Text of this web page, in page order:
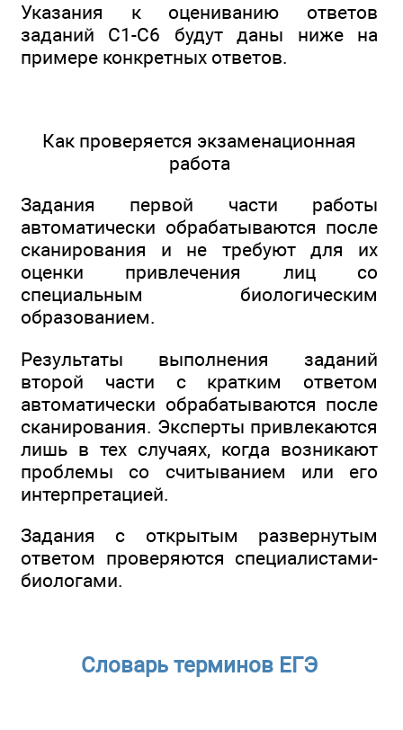
Указания к оцениванию ответов
заданий С1-С6 будут даны ниже на
примере конкретных ответов.
Как проверяется экзаменационная
работа
Задания первой части работы
автоматически обрабатываются после
сканирования и не требуют для их
оценки привлечения лиц со
специальным биологическим
образованием.
Результаты выполнения заданий
второй части с кратким ответом
автоматически обрабатываются после
сканирования. Эксперты привлекаются
лишь в тех случаях, когда возникают
проблемы со считыванием или его
интерпретацией.
Задания с открытым развернутым
ответом проверяются специалистами-
биологами.
Словарь терминов ЕГЭ